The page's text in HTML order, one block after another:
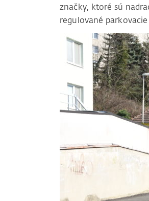
značky, ktoré sú
regulované